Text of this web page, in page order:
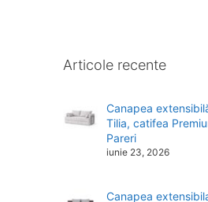
Articole recente
Canapea
Tilia, catifea
Pareri
iunie 23, 2026
Canapea